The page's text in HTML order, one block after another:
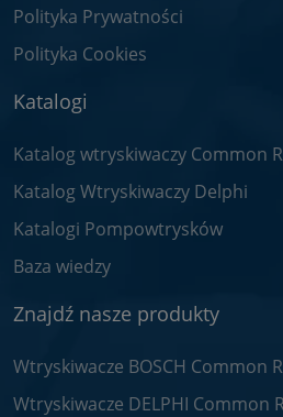
Polityka Prywatności
Polityka Cookies
Katalogi
Katalog wtryskiwaczy Common
Katalog Wtryskiwaczy Delphi
Katalogi Pompowtrysków
Baza wiedzy
Znajdź nasze produkty
Wtryskiwacze BOSCH Common
Wtryskiwacze DELPHI Common